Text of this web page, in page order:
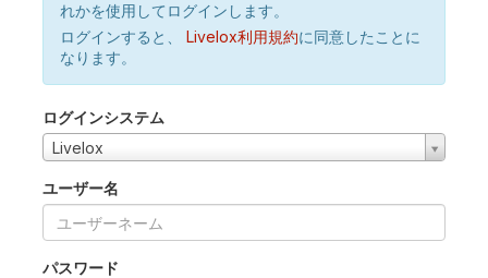
れかを使用してログインします。
ログインすると、
Livelox利用規約に同意したことに
なります。
ログインシステム
Livelox
ユーザー名
パスワード